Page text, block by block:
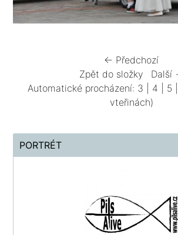
← Předchozí
Zpět do složky
Další
Automatické procházení: 3 4 5
vteřinách)
PORTRÉT